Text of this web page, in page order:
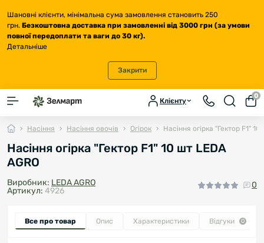
Шановні клієнти, мінімальна сума замовлення становить 250
грн. Безкоштовна доставка при замовленні від 3000 грн (за умови
повної передоплати та ваги до 30 кг).
Детальніше
Закрити
Клієнту
0
Насіння Насіння овочів Огірок Насіння огірка "Гектор F1" 10
Насіння огірка "Гектор F1" 10 шт LEDA
AGRO
Виробник: LEDA AGRO
Артикул: 4926
0
Все про товар Опис Характеристики Відгуки 0